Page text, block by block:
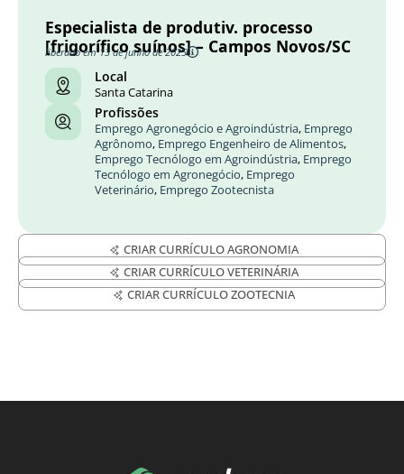
Especialista de produtiv. processo
[frigorífico suínos] – Campos Novos/SC
liberado em 13 de junho de 2025
Local
Santa Catarina
Profissões
Emprego Agronegócio e Agroindústria, Emprego
Agrônomo, Emprego Engenheiro de Alimentos,
Emprego Tecnólogo em Agroindústria, Emprego
Tecnólogo em Agronegócio, Emprego
Veterinário, Emprego Zootecnista
CRIAR CURRÍCULO AGRONOMIA
CRIAR CURRÍCULO VETERINÁRIA
CRIAR CURRÍCULO ZOOTECNIA